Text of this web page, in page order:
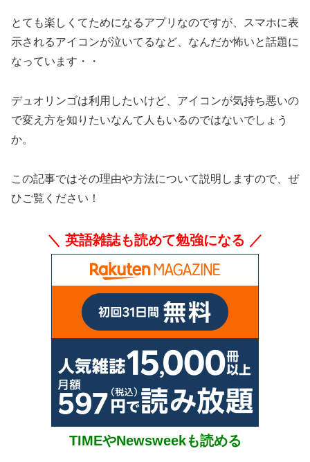
とても楽しくてためになるアプリなのですが、スマホに表
示されるアイコンが泣いてるなど、なんだか怖いと話題に
なっています・・
デュオリンゴは利用したいけど、アイコンが気持ち悪いの
で変え方を知りたいなんて人もいるのではないでしょう
か。
この記事ではその理由や方法について説明しますので、ぜ
ひご覧ください！
＼ 英語雑誌も読めて勉強になる ／
TIMEやNewsweekも読める